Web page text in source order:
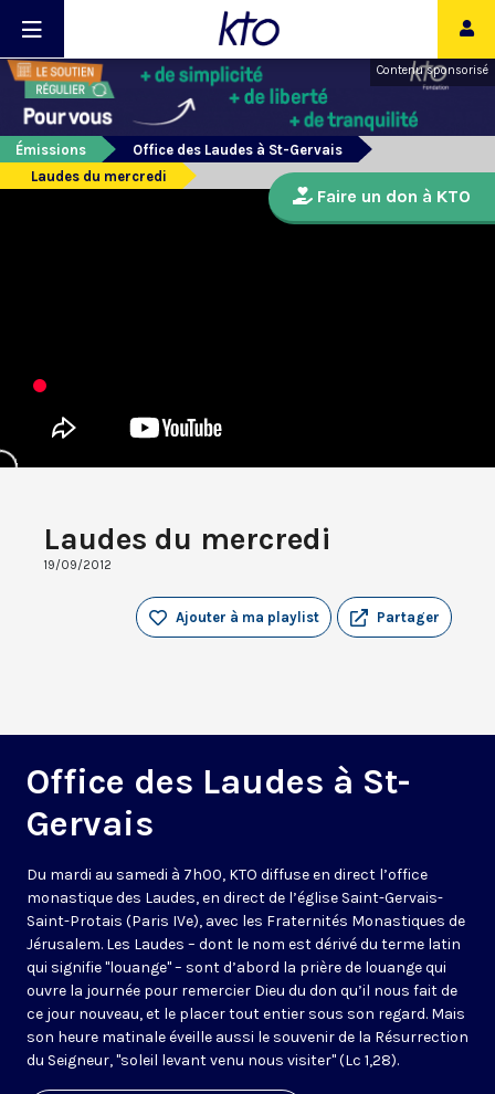
Contenu sponsorisé
Émissions
Office des Laudes à St-Gervais
Laudes du mercredi
Laudes du mercredi
19/09/2012
Partager
Ajouter à ma playlist
Office des Laudes à St-
Gervais
Du mardi au samedi à 7h00, KTO diffuse en direct l’office
monastique des Laudes, en direct de l’église Saint-Gervais-
Saint-Protais (Paris IVe), avec les Fraternités Monastiques de
Jérusalem. Les Laudes – dont le nom est dérivé du terme latin
qui signifie "louange" – sont d’abord la prière de louange qui
ouvre la journée pour remercier Dieu du don qu’il nous fait de
ce jour nouveau, et le placer tout entier sous son regard. Mais
son heure matinale éveille aussi le souvenir de la Résurrection
du Seigneur, "soleil levant venu nous visiter" (Lc 1,28).
Faire un don à KTO